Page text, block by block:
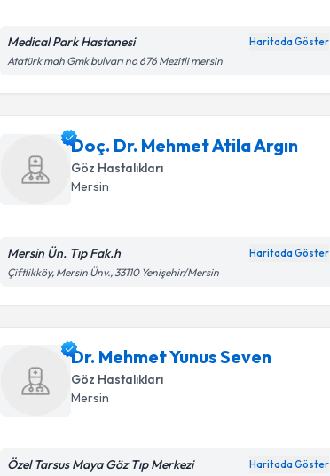
Medical Park Hastanesi Haritada Göster
Atatürk mah Gmk bulvarı no 676 Mezitli mersin
Doç. Dr. Mehmet Atila Argın
Göz Hastalıkları
Mersin
Mersin Ün. Tıp Fak.h Haritada Göster
Çiftlikköy, Mersin Ünv., 33110 Yenişehir/Mersin
Dr. Mehmet Yunus Seven
Göz Hastalıkları
Mersin
Özel Tarsus Maya Göz Tıp Merkezi Haritada Göster